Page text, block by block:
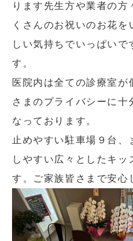
ります先生方や業者の方
くさんのお祝いのお花
しい気持ちでいっぱいで
す。
医院内は全ての診療室が
さまのプライバシーに十
なっております。
止めやすい駐車場９台、
しやすい広々としたキッ
す。ご家族皆さまで安心